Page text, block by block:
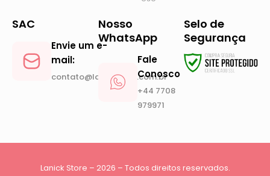
SAC
Envie um e-
mail:
contato@lanickstore.com.br
Nosso
WhatsApp
Fale
Conosco
+44 7708
979971
Selo de
Segurança
Lanick Store – 2026 – Todos direitos reservados.